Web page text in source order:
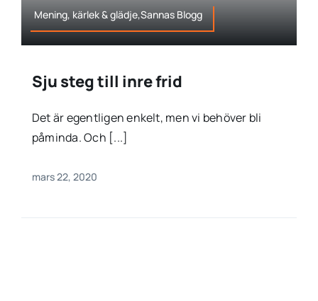
Mening, kärlek & glädje,Sannas Blogg
Sju steg till inre frid
Det är egentligen enkelt, men vi behöver bli
påminda. Och [...]
mars 22, 2020